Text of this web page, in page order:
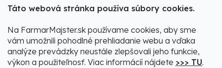
Táto webová stránka používa súbory cookies.
Na FarmarMajster.sk používame cookies, aby sme
vám umožnili pohodlné prehliadanie webu a vďaka
analýze prevádzky neustále zlepšovali jeho funkcie,
výkon a použiteľnosť. Viac informácií nájdete >>> TU.